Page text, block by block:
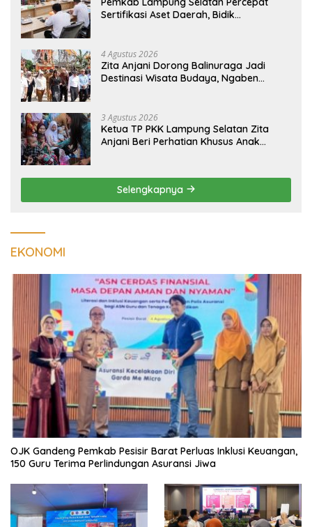
Sertifikasi Aset Daerah, Bidik
4 Agustus 2026
Zita Anjani Dorong Balinuraga Jadi
Destinasi Wisata Budaya, Ngaben
3 Agustus 2026
Ketua TP PKK Lampung Selatan Zita
Anjani Beri Perhatian Khusus Anak
Selengkapnya
EKONOMI
OJK Gandeng Pemkab Pesisir Barat Perluas Inklusi Keuangan,
150 Guru Terima Perlindungan Asuransi Jiwa